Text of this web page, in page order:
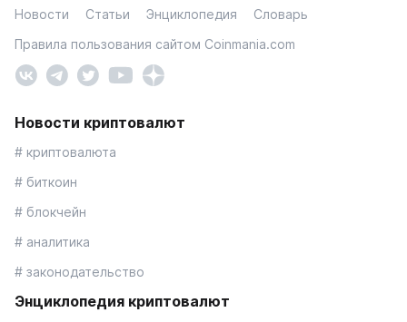
Новости Статьи Энциклопедия
Словарь
Правила пользования сайтом Coinmania.com
Новости криптовалют
# криптовалюта
# биткоин
# блокчейн
# аналитика
# законодательство
Энциклопедия криптовалют